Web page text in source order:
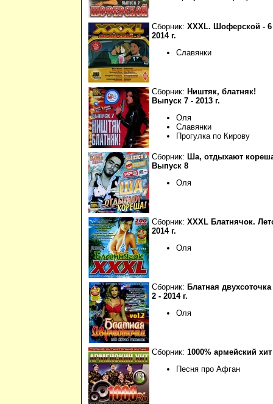
Сборник: XXXL. Шоферской - 6
2014 г.
Славянки
Сборник: Ништяк, блатняк!
Выпуск 7 - 2013 г.
Оля
Славянки
Прогулка по Кирову
Сборник: Ша, отдыхают
Выпуск 8
Оля
Сборник: XXXL Блатнячок.
2014 г.
Оля
Сборник: Блатная двухсоточка
2 - 2014 г.
Оля
Сборник: 1000% армейский хит
Песня про Афган